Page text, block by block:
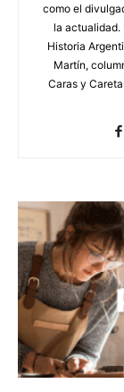
como el
la actualidad.
Historia
Martín,
Caras y